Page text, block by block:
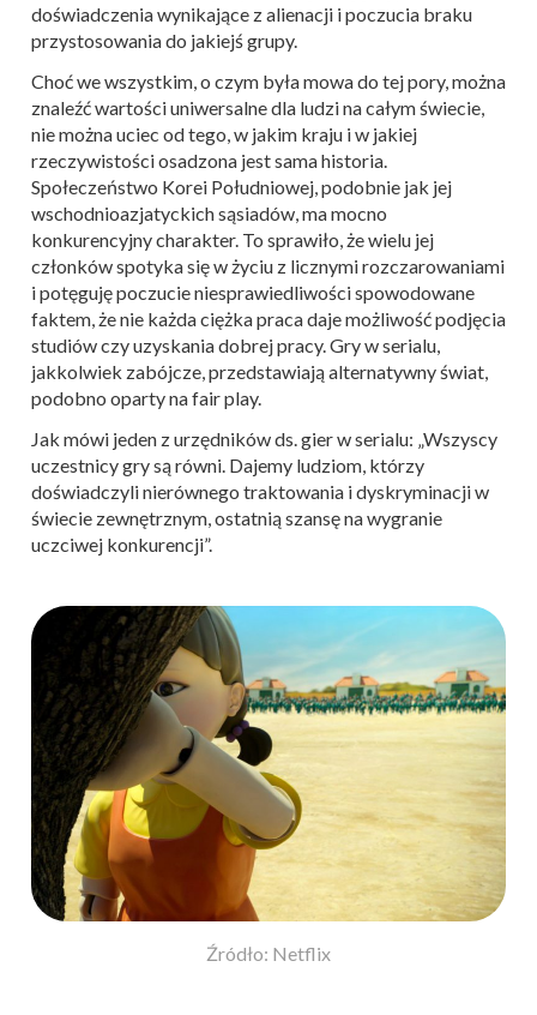
doświadczenia wynikające z alienacji i poczucia braku
przystosowania do jakiejś grupy.
Choć we wszystkim, o czym była mowa do tej pory, można
znaleźć wartości uniwersalne dla ludzi na całym świecie,
nie można uciec od tego, w jakim kraju i w jakiej
rzeczywistości osadzona jest sama historia.
Społeczeństwo Korei Południowej, podobnie jak jej
wschodnioazjatyckich sąsiadów, ma mocno
konkurencyjny charakter. To sprawiło, że wielu jej
członków spotyka się w życiu z licznymi rozczarowaniami
i potęguję poczucie niesprawiedliwości spowodowane
faktem, że nie każda ciężka praca daje możliwość podjęcia
studiów czy uzyskania dobrej pracy. Gry w serialu,
jakkolwiek zabójcze, przedstawiają alternatywny świat,
podobno oparty na fair play.
Jak mówi jeden z urzędników ds. gier w serialu: „Wszyscy
uczestnicy gry są równi. Dajemy ludziom, którzy
doświadczyli nierównego traktowania i dyskryminacji w
świecie zewnętrznym, ostatnią szansę na wygranie
uczciwej konkurencji”.
Źródło: Netflix